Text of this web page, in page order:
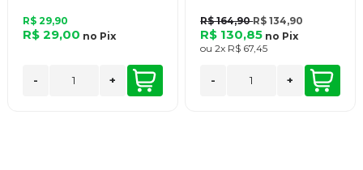
R$ 29,90
R$ 29,00 no Pix
- +
R$ 164,90R$ 134,90
R$ 130,85 no Pix
ou 2x R$ 67,45
- +